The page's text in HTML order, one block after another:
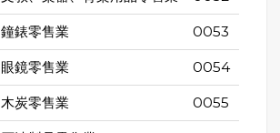
鐘錶零售業 0053
眼鏡零售業 0054
木炭零售業 0055